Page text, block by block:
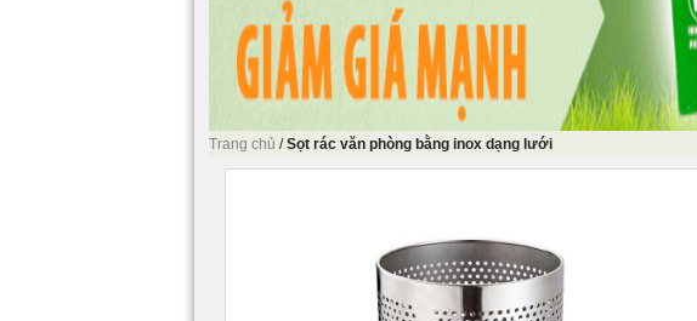
Trang chủ /Sọt rác văn phòng bằng inox dạng lưới